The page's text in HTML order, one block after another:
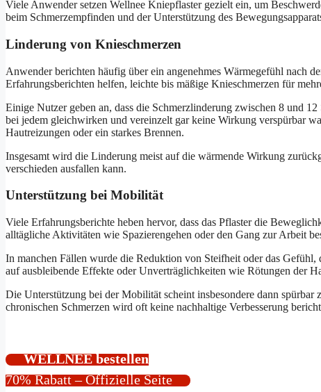
Viele Anwender setzen Wellnee Kniepflaster gezielt ein, um
beim Schmerzempfinden und der Unterstützung des
Linderung von Knieschmerzen
Anwender berichten häufig über ein angenehmes Wärmegefühl nach
Erfahrungsberichten helfen, leichte bis mäßige Knieschmerzen für
Einige Nutzer geben an, dass die Schmerzlinderung zwischen 8 und
bei jedem gleichwirken und vereinzelt gar keine Wirkung verspürbar
Hautreizungen oder ein starkes Brennen.
Insgesamt wird die Linderung meist auf die wärmende Wirkung
verschieden ausfallen kann.
Unterstützung bei Mobilität
Viele Erfahrungsberichte heben hervor, dass das Pflaster die
alltägliche Aktivitäten wie Spazierengehen oder den Gang zur Arbeit
In manchen Fällen wurde die Reduktion von Steifheit oder das
auf ausbleibende Effekte oder Unverträglichkeiten wie Rötungen der
Die Unterstützung bei der Mobilität scheint insbesondere dann
chronischen Schmerzen wird oft keine nachhaltige Verbesserung
WELLNEE bestellen
70% Rabatt – Offizielle Seite